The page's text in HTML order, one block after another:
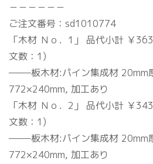
－－－－－－
ご注文番号：sd1010774
「木材 Ｎｏ．1」 品代小計 ￥
文数：1)
——–板木材:パイン集成材 20mm
772×240mm, 加工あり
「木材 Ｎｏ．2」 品代小計 ￥
文数：1)
——–板木材:パイン集成材 20mm
772×240mm, 加工あり